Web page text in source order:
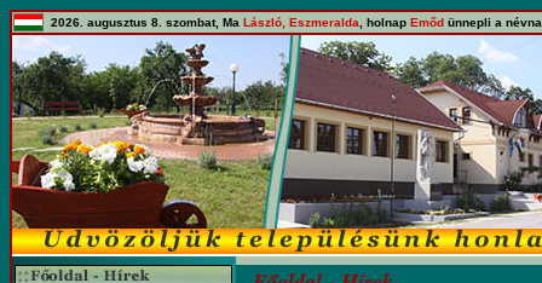
2026. augusztus 8. szombat, Ma László, Eszmeralda , holnap Emőd ünnepli a